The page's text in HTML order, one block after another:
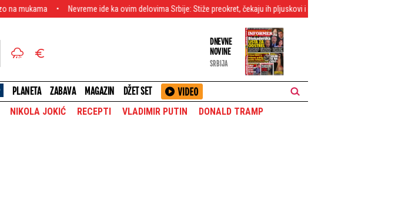
Nevreme ide ka ovim delovima Srbije: Stiže preokret, čekaju ih pljuskovi i grmljavina! (FOTO)
DNEVNE
NOVINE
SRBIJA
PLANETA ZABAVA MAGAZIN DŽET SET
NIKOLA JOKIĆ RECEPTI VLADIMIR PUTIN DONALD TRAMP